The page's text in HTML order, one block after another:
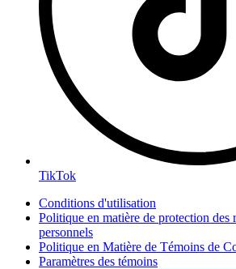
TikTok
Conditions d'utilisation
Politique en matière de protection des
personnels
Politique en Matière de Témoins de
Paramètres des témoins